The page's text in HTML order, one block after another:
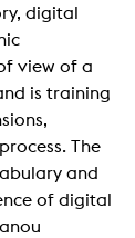
digital
view of a
is training
The
and
of digital